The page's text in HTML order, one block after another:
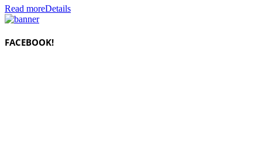
Read moreDetails
FACEBOOK!